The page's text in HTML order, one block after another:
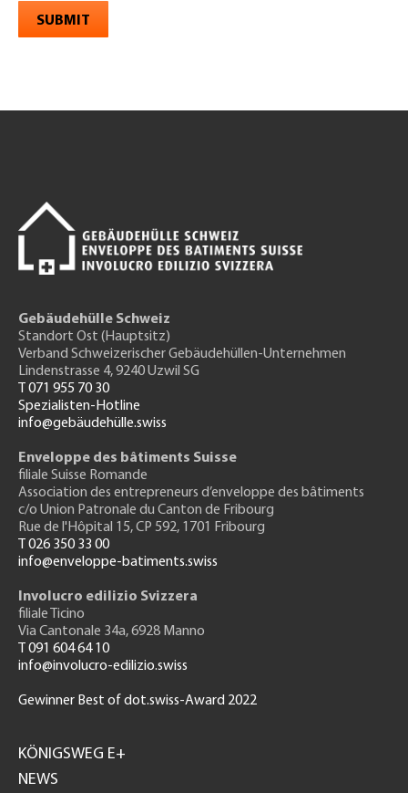
SUBMIT
Gebäudehülle Schweiz
Standort Ost (Hauptsitz)
Verband Schweizerischer Gebäudehüllen-Unternehmen
Lindenstrasse 4, 9240 Uzwil SG
T 071 955 70 30
Spezialisten-Hotline
info@gebäudehülle.swiss
Enveloppe des bâtiments Suisse
filiale Suisse Romande
Association des entrepreneurs d’enveloppe des bâtiments
c/o Union Patronale du Canton de Fribourg
Rue de l'Hôpital 15, CP 592, 1701 Fribourg
T 026 350 33 00
info@enveloppe-batiments.swiss
Involucro edilizio Svizzera
filiale Ticino
Via Cantonale 34a, 6928 Manno
T 091 604 64 10
info@involucro-edilizio.swiss
Gewinner Best of dot.swiss-Award 2022
GH
KÖNIGSWEG E+
NEWS